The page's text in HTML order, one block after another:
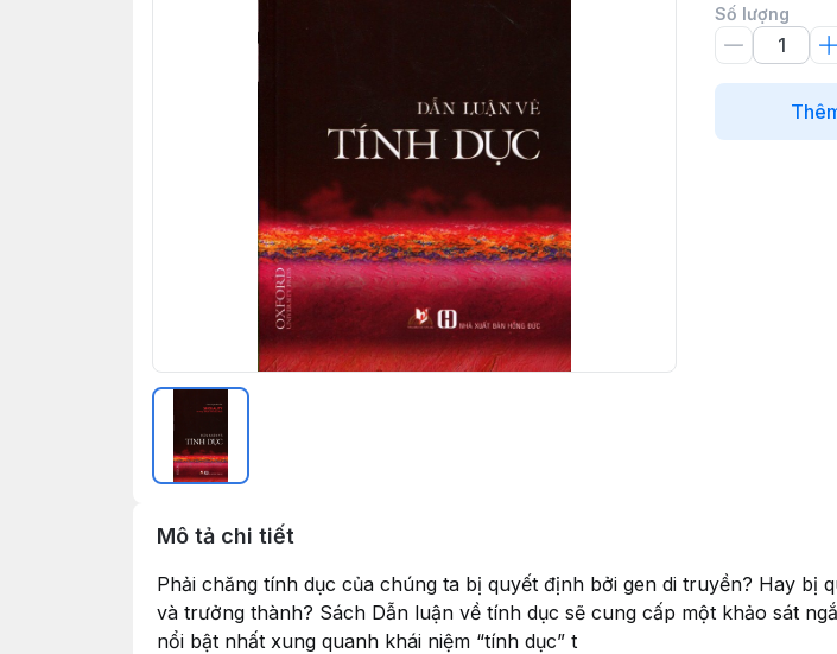
Số lượng
Mô tả chi tiết
Phải chăng tính dục của chúng ta bị quyết định bởi gen di truyền? Hay
và trưởng thành? Sách Dẫn luận về tính dục sẽ cung cấp một khảo sát
nổi bật nhất xung quanh khái niệm “tính dục” t